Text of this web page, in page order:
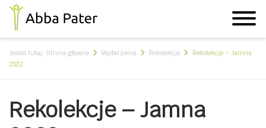
Jesteś tutaj: Strona główna Wydarzenia Rekolekcje
Rekolekcje – Jamna
2022
Rekolekcje – Jamna